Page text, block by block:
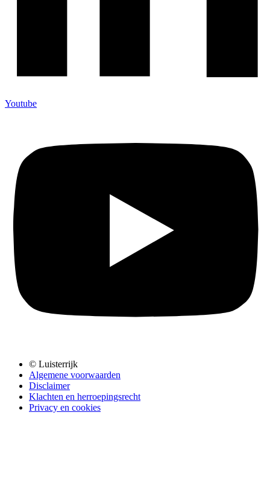
Youtube
© Luisterrijk
Algemene voorwaarden
Disclaimer
Klachten en herroepingsrecht
Privacy en cookies